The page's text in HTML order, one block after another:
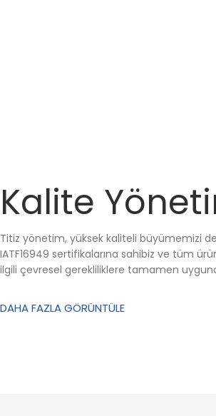
Kalite
Titiz yönetim, yüksek kaliteli büyümemizi
IATF16949 sertifikalarına sahibiz ve tüm
ilgili çevresel gerekliliklere tamamen
DAHA FAZLA GÖRÜNTÜLE